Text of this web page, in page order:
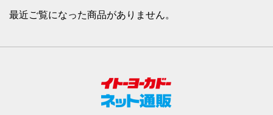
最近ご覧になった商品がありません。